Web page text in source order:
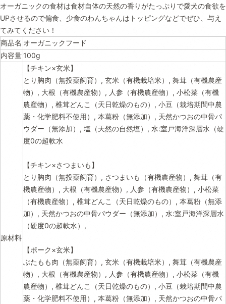
オーガニックの食材は食材自体の天然の香りがたっぷりで愛犬の食欲を
UPさせるので偏食、少食のわんちゃんはトッピングなどでぜひ、与え
てみてください！
商品名 オーガニックフード
内容量 100g
原材料
【チキン×玄米】
とり胸肉（無投薬飼育）, 玄米（有機栽培米）, 舞茸（有機農産
物）, 大根（有機農産物）, 人参（有機農産物）, 小松菜（有機
農産物）, 椎茸どんこ（天日乾燥のもの）, 小豆（栽培期間中農
薬・化学肥料不使用）, 本葛粉（無添加）, 天然かつおの中骨パ
ウダー（無添加）, 塩（天然の自然塩）, 水:室戸海洋深層水（硬
度0の超軟水
【チキン×さつまいも】
とり胸肉（無投薬飼育）, さつまいも（有機農産物）, 舞茸（有
機農産物）, 大根（有機農産物）, 人参（有機農産物）, 小松菜
（有機農産物）, 椎茸どんこ（天日乾燥のもの）, 本葛粉（無添
加）, 天然かつおの中骨パウダー（無添加）, 水:室戸海洋深層水
（硬度0の超軟水）,
【ポーク×玄米】
ぶたもも肉（無薬飼育）, 玄米（有機栽培米）, 舞茸（有機農産
物）, 大根（有機農産物）, 人参（有機農産物）, 小松菜（有機
農産物）, 椎茸どんこ（天日乾燥のもの）, 小豆（栽培期間中農
薬・化学肥料不使用）, 本葛粉（無添加）, 天然かつおの中骨パ